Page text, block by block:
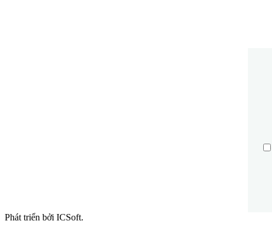
Phát triển bởi ICSoft.